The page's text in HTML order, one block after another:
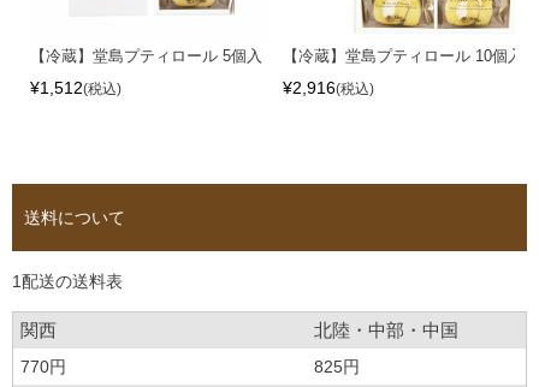
【冷蔵】堂島プティロール 5個入
¥1,512 税込
【冷蔵】堂島プティロール 10個入
¥2,916 税込
送料について
1配送の送料表
関西 北陸・中部・中国
770円 825円